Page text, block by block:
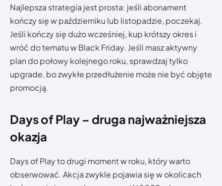
Najlepsza strategia jest prosta: jeśli abonament
kończy się w październiku lub listopadzie, poczekaj.
Jeśli kończy się dużo wcześniej, kup krótszy okres i
wróć do tematu w Black Friday. Jeśli masz aktywny
plan do połowy kolejnego roku, sprawdzaj tylko
upgrade, bo zwykłe przedłużenie może nie być objęte
promocją.
Days of Play – druga najważniejsza
okazja
Days of Play to drugi moment w roku, który warto
obserwować. Akcja zwykle pojawia się w okolicach